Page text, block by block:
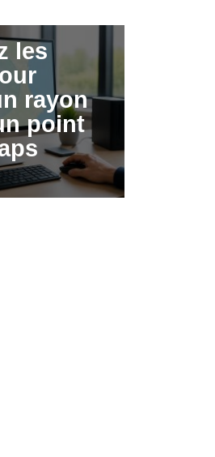
les
rayon
point